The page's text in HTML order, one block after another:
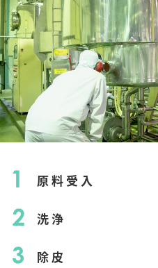
原料受入
洗浄
除皮